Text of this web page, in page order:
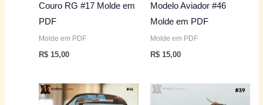
Couro RG #17 Molde em
PDF
Molde em PDF
R$ 15,00
Modelo Aviador #46
Molde em PDF
Molde em PDF
R$15,00